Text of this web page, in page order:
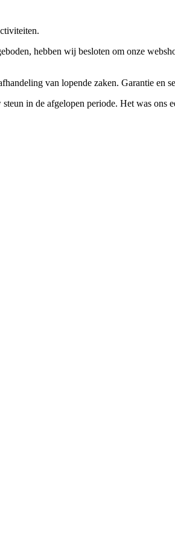
hebben wij besloten om onze
van lopende zaken. Garantie en
in de afgelopen periode. Het was ons